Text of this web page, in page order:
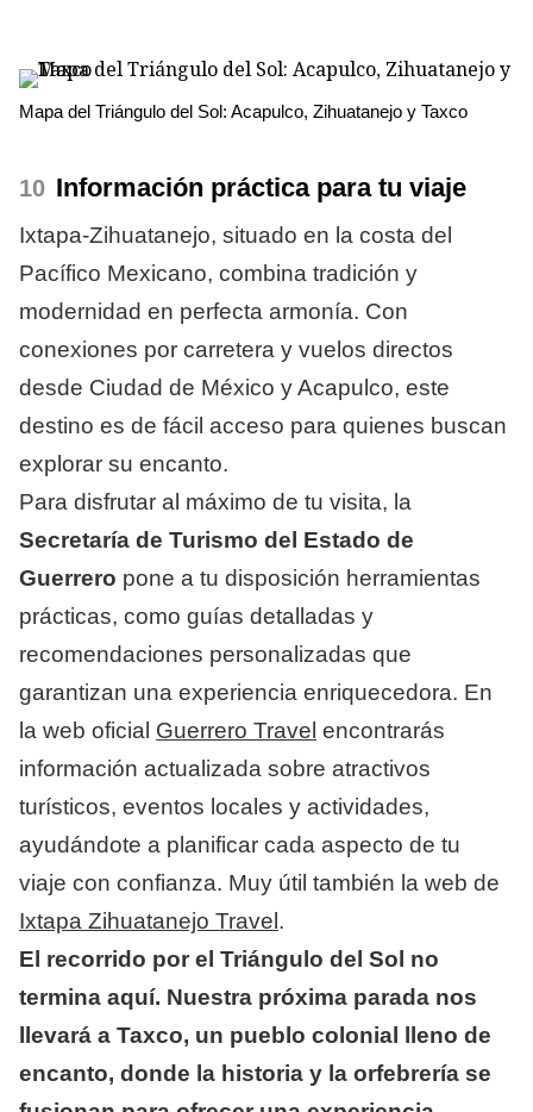
Mapa del Triángulo del Sol: Acapulco, Zihuatanejo y Taxco
Información práctica para tu viaje
Ixtapa-Zihuatanejo, situado en la costa del
Pacífico Mexicano, combina tradición y
modernidad en perfecta armonía. Con
conexiones por carretera y vuelos directos
desde Ciudad de México y Acapulco, este
destino es de fácil acceso para quienes buscan
explorar su encanto.
Para disfrutar al máximo de tu visita, la
Secretaría de Turismo del Estado de
Guerrero pone a tu disposición herramientas
prácticas, como guías detalladas y
recomendaciones personalizadas que
garantizan una experiencia enriquecedora. En
la web oficial Guerrero Travel encontrarás
información actualizada sobre atractivos
turísticos, eventos locales y actividades,
ayudándote a planificar cada aspecto de tu
viaje con confianza. Muy útil también la web de
Ixtapa Zihuatanejo Travel .
El recorrido por el Triángulo del Sol no
termina aquí. Nuestra próxima parada nos
llevará a Taxco, un pueblo colonial lleno de
encanto, donde la historia y la orfebrería se